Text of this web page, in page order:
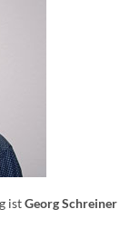
istGeorg Schreiner